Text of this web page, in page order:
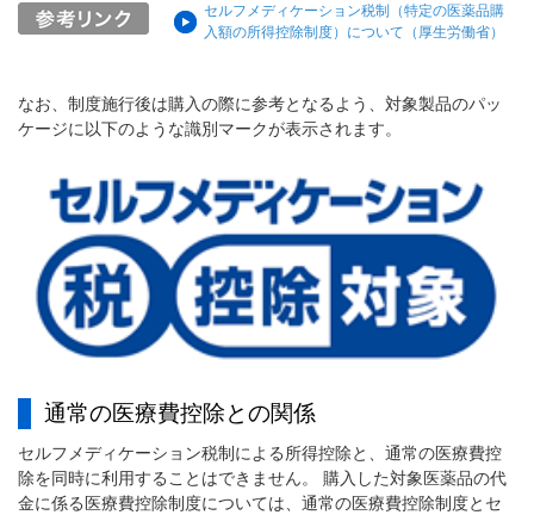
セルフメディケーション税制（特定の医薬品購
入額の所得控除制度）について（厚生労働省）
なお、制度施行後は購入の際に参考となるよう、対象製品のパッ
ケージに以下のような識別マークが表示されます。
通常の医療費控除との関係
セルフメディケーション税制による所得控除と、通常の医療費控
除を同時に利用することはできません。 購入した対象医薬品の代
金に係る医療費控除制度については、通常の医療費控除制度とセ